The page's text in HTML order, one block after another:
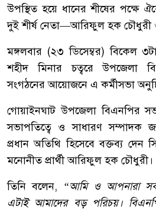
উপস্থিত হয়ে ধানের শীষের পক্ষে
দুই শীর্ষ নেতা—আরিফুল হক চৌধুরী
মঙ্গলবার (২৩ ডিসেম্বর) বিকেল
শহীদ মিনার চত্বরে উপজেলা
সংগঠনের আয়োজনে এ কর্মীসভা
গোয়াইনঘাট উপজেলা বিএনপির
সভাপতিত্বে ও সাধারণ সম্পাদক
প্রধান অতিথি হিসেবে বক্তব্য
মনোনীত প্রার্থী আরিফুল হক চৌধুরী।
তিনি বলেন, “আমি ও আপনারা
এটাই আমাদের বড় পরিচয়।